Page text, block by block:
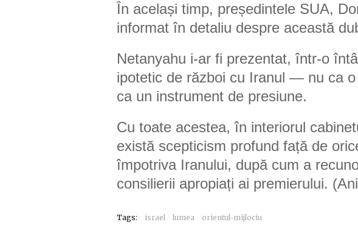
În același timp, președintele SUA,
informat în detaliu despre această
Netanyahu i-ar fi prezentat, într-o
ipotetic de război cu Iranul — nu ca
ca un instrument de presiune.
Cu toate acestea, în interiorul
există scepticism profund față de
împotriva Iranului, după cum a
consilierii apropiați ai premierului.
Tags: israel lumea orientul-mijlociu